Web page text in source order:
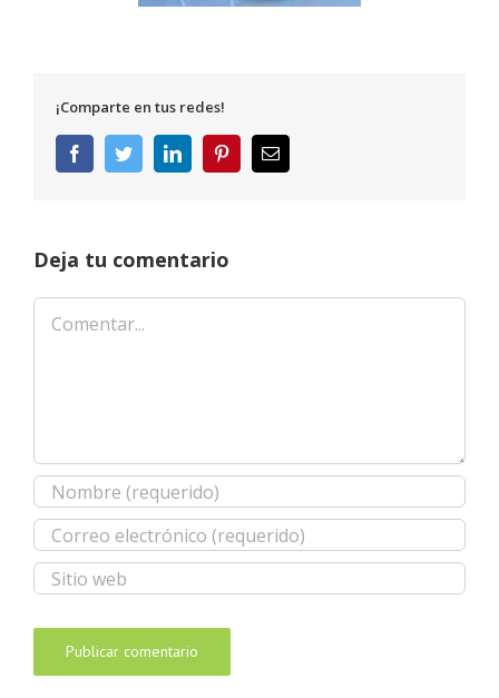
¡Comparte en tus redes!
FacebookTwitterLinkedInPinterestCorreo
electrónico
Deja tu comentario
Comentar